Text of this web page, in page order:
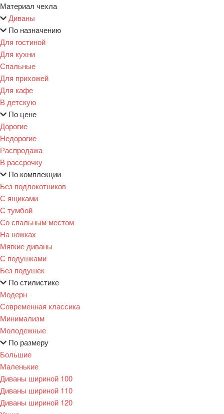
Материал чехла
Диваны
По назначению
Для гостиной
Для кухни
Спальные
Для прихожей
Для кафе
В детскую
По цене
Дорогие
Недорогие
Распродажа
В рассрочку
По комплекции
Без подлокотников
С ящиками
С тумбой
Со спальным местом
На ножках
Мягкие диваны
С подушками
Без подушек
По стилистике
Модерн
Современная классика
Минимализм
Молодежные
По размеру
Большие
Маленькие
Диваны шириной 100
Диваны шириной 110
Диваны шириной 120